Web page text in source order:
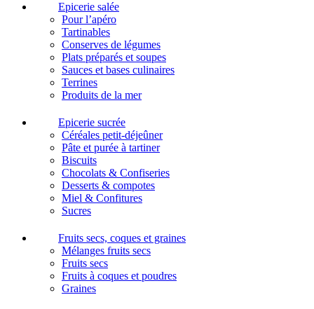
Epicerie salée
Pour l’apéro
Tartinables
Conserves de légumes
Plats préparés et soupes
Sauces et bases culinaires
Terrines
Produits de la mer
Epicerie sucrée
Céréales petit-déjeûner
Pâte et purée à tartiner
Biscuits
Chocolats & Confiseries
Desserts & compotes
Miel & Confitures
Sucres
Fruits secs, coques et graines
Mélanges fruits secs
Fruits secs
Fruits à coques et poudres
Graines